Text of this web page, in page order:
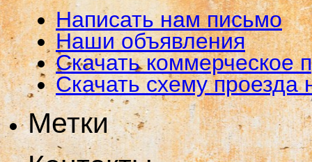
Написать нам письмо
Наши объявления
Скачать коммерческое
Скачать схему проезда
Метки